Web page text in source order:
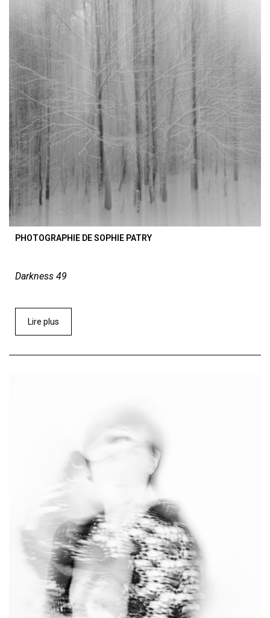
PHOTOGRAPHIE DE SOPHIE PATRY
Darkness 49
Lire plus